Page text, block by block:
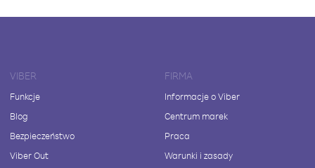
VIBER
Funkcje
Blog
Bezpieczeństwo
Viber Out
FIRMA
Informacje o Viber
Centrum marek
Praca
Warunki i zasady